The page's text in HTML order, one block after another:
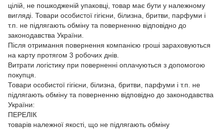
цілій, не пошкодженій упаковці, товар має бути у належному
вигляді. Товари особистої гігієни, білизна, бритви, парфуми і
т.п. не підлягають обміну та поверненню відповідно до
законодавства України.
Після отримання повернення компанією гроші зараховуються
на карту протягом 3 робочих днів.
Витрати логістику при поверненні оплачуються з допомогою
покупця.
Товари особистої гігієни, білизна, бритви, парфуми і т.п. не
підлягають обміну та поверненню відповідно до законодавства
України:
ПЕРЕЛІК
товарів належної якості, що не підлягають обміну